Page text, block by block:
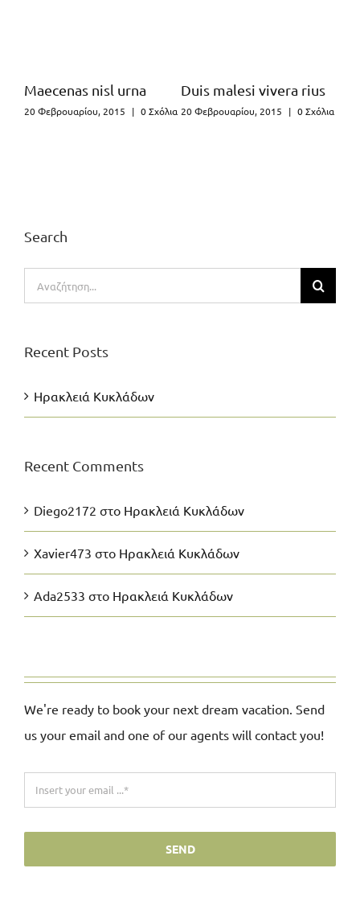
Maecenas nisl urna
20 Φεβρουαρίου, 2015 | 0 Σχόλια
Duis malesi vivera rius
20 Φεβρουαρίου, 2015 | 0 Σχόλια
Search
Αναζήτηση
για:
Recent Posts
Ηρακλειά Κυκλάδων
Recent Comments
Diego2172 στο Ηρακλειά Κυκλάδων
Xavier473 στο Ηρακλειά Κυκλάδων
Ada2533 στο Ηρακλειά Κυκλάδων
We're ready to book your next dream vacation. Send
us your email and one of our agents will contact you!
SEND